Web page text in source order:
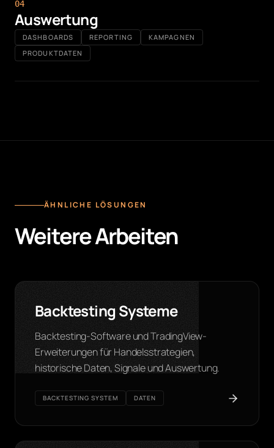
04
Auswertung
DASHBOARDS REPORTING
KAMPAGNEN
PRODUKTDATEN
ÄHNLICHE LÖSUNGEN
Weitere Arbeiten
Backtesting Systeme
Backtesting-Software und TradingView-
Erweiterungen für Handelsstrategien,
historische Daten, Signale und Auswertung.
BACKTESTING SYSTEM DATEN